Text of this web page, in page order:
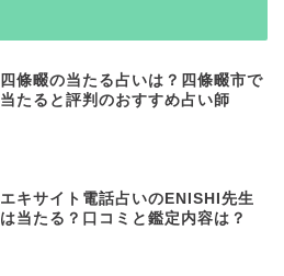
四條畷の当たる占いは？四條畷市で
当たると評判のおすすめ占い師
エキサイト電話占いのENISHI先生
は当たる？口コミと鑑定内容は？